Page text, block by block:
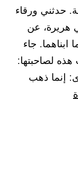
حدثني ورقاء
هريرة، عن
ابناهما. جاء
لصاحبتها:
إنما ذهب